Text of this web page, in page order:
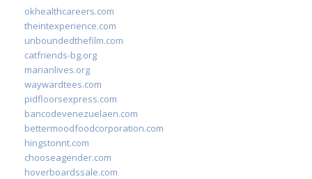
okhealthcareers.com
theintexperience.com
unboundedthefilm.com
catfriends-bg.org
marianlives.org
waywardtees.com
pidfloorsexpress.com
bancodevenezuelaen.com
bettermoodfoodcorporation.com
hingstonnt.com
chooseagender.com
hoverboardssale.com